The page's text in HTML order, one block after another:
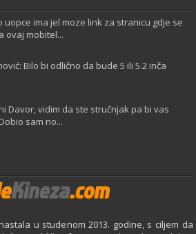
uopce ima jel moze link za stranicu gdje se
ovaj mobitel...
Bilo bi odlično da bude 5 ili 5.2 inča
Davor, vidim da ste stručnjak pa bi vas
sam no...
u studenom 2013. godine, s ciljem da